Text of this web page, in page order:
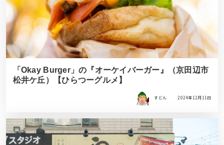
「Okay Burger」の『オーケイバーガー』（京田辺市
松井ケ丘）【ひらつーグルメ】
すどん 2024年12月11日